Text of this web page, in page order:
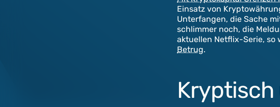
Einsatz von
Unterfangen, die Sache
schlimmer noch, die
aktuellen Netflix-Serie, so
Betrug.